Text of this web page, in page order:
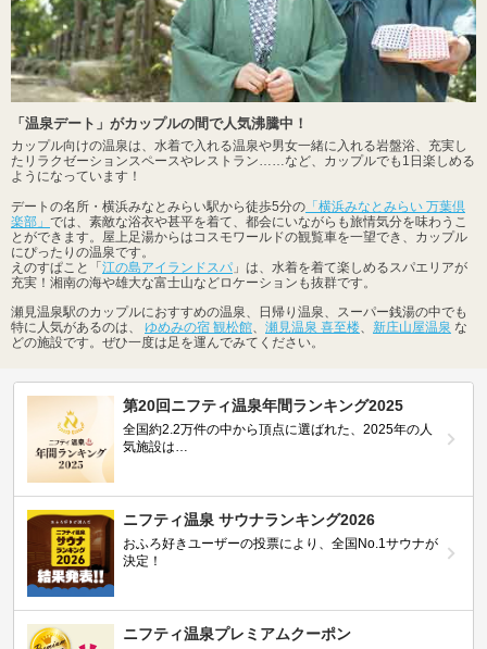
「温泉デート」がカップルの間で人気沸騰中！
カップル向けの温泉は、水着で入れる温泉や男女一緒に入れる岩盤浴、充実し
たリラクゼーションスペースやレストラン……など、カップルでも1日楽しめる
ようになっています！
デートの名所・横浜みなとみらい駅から徒歩5分の 「横浜みなとみらい 万葉倶
楽部」 では、素敵な浴衣や甚平を着て、都会にいながらも旅情気分を味わうこ
とができます。屋上足湯からはコスモワールドの観覧車を一望でき、カップル
にぴったりの温泉です。
えのすぱこと「江の島アイランドスパ 」は、水着を着て楽しめるスパエリアが
充実！湘南の海や雄大な富士山などロケーションも抜群です。
瀬見温泉駅のカップルにおすすめの温泉、日帰り温泉、スーパー銭湯の中でも
特に人気があるのは、 ゆめみの宿 観松館 瀬見温泉 喜至楼 新庄山屋温泉 な
どの施設です。ぜひ一度は足を運んでみてください。
第20回ニフティ温泉年間ランキング2025
全国約2.2万件の中から頂点に選ばれた、2025年の人
気施設は…
ニフティ温泉 サウナランキング2026
おふろ好きユーザーの投票により、全国No.1サウナが
決定！
ニフティ温泉プレミアムクーポン